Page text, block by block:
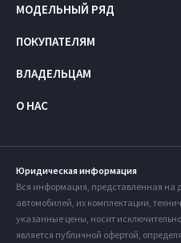
МОДЕЛЬНЫЙ РЯД
ПОКУПАТЕЛЯМ
ВЛАДЕЛЬЦАМ
О НАС
Юридическая информация
Вся информация, представленная на
автомобилей, их комплектации,
указанные цены, носит
является публичной офертой,